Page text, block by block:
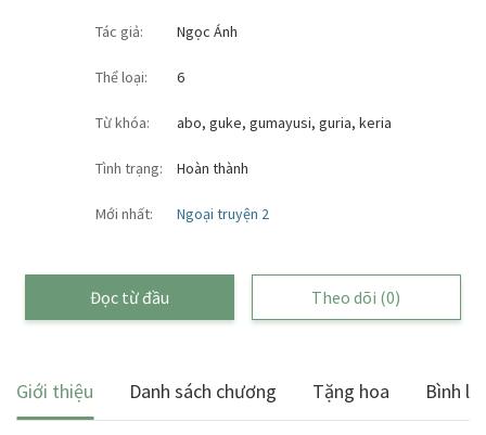
Tác giả: Ngọc Ánh
Thể loại: 6
Từ khóa: abo, guke, gumayusi, guria, keria
Tình trạng: Hoàn thành
Mới nhất: Ngoại truyện 2
Đọc từ đầu Theo dõi (0)
Giới thiệu Danh sách chương Tặng hoa Bình